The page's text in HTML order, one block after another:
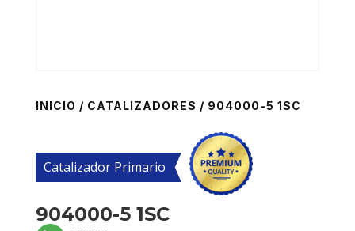
INICIO / CATALIZADORES / 904000-5 1SC
Catalizador Primario
904000-5 1SC